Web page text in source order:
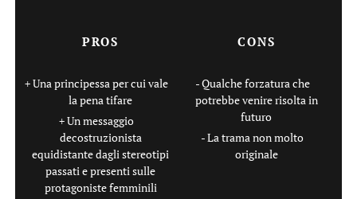
PROS
Una principessa per cui vale
la pena tifare
Un messaggio
decostruzionista
equidistante dagli stereotipi
passati e presenti sulle
protagoniste femminili
CONS
Qualche forzatura che
potrebbe venire risolta in
futuro
La trama non molto
originale